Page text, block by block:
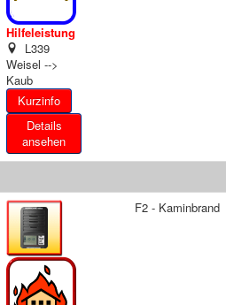
Hilfeleistung
L339
Weisel -->
Kaub
Details
ansehen
F2 - Kaminbrand